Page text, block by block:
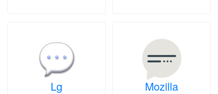
Lg Mozilla